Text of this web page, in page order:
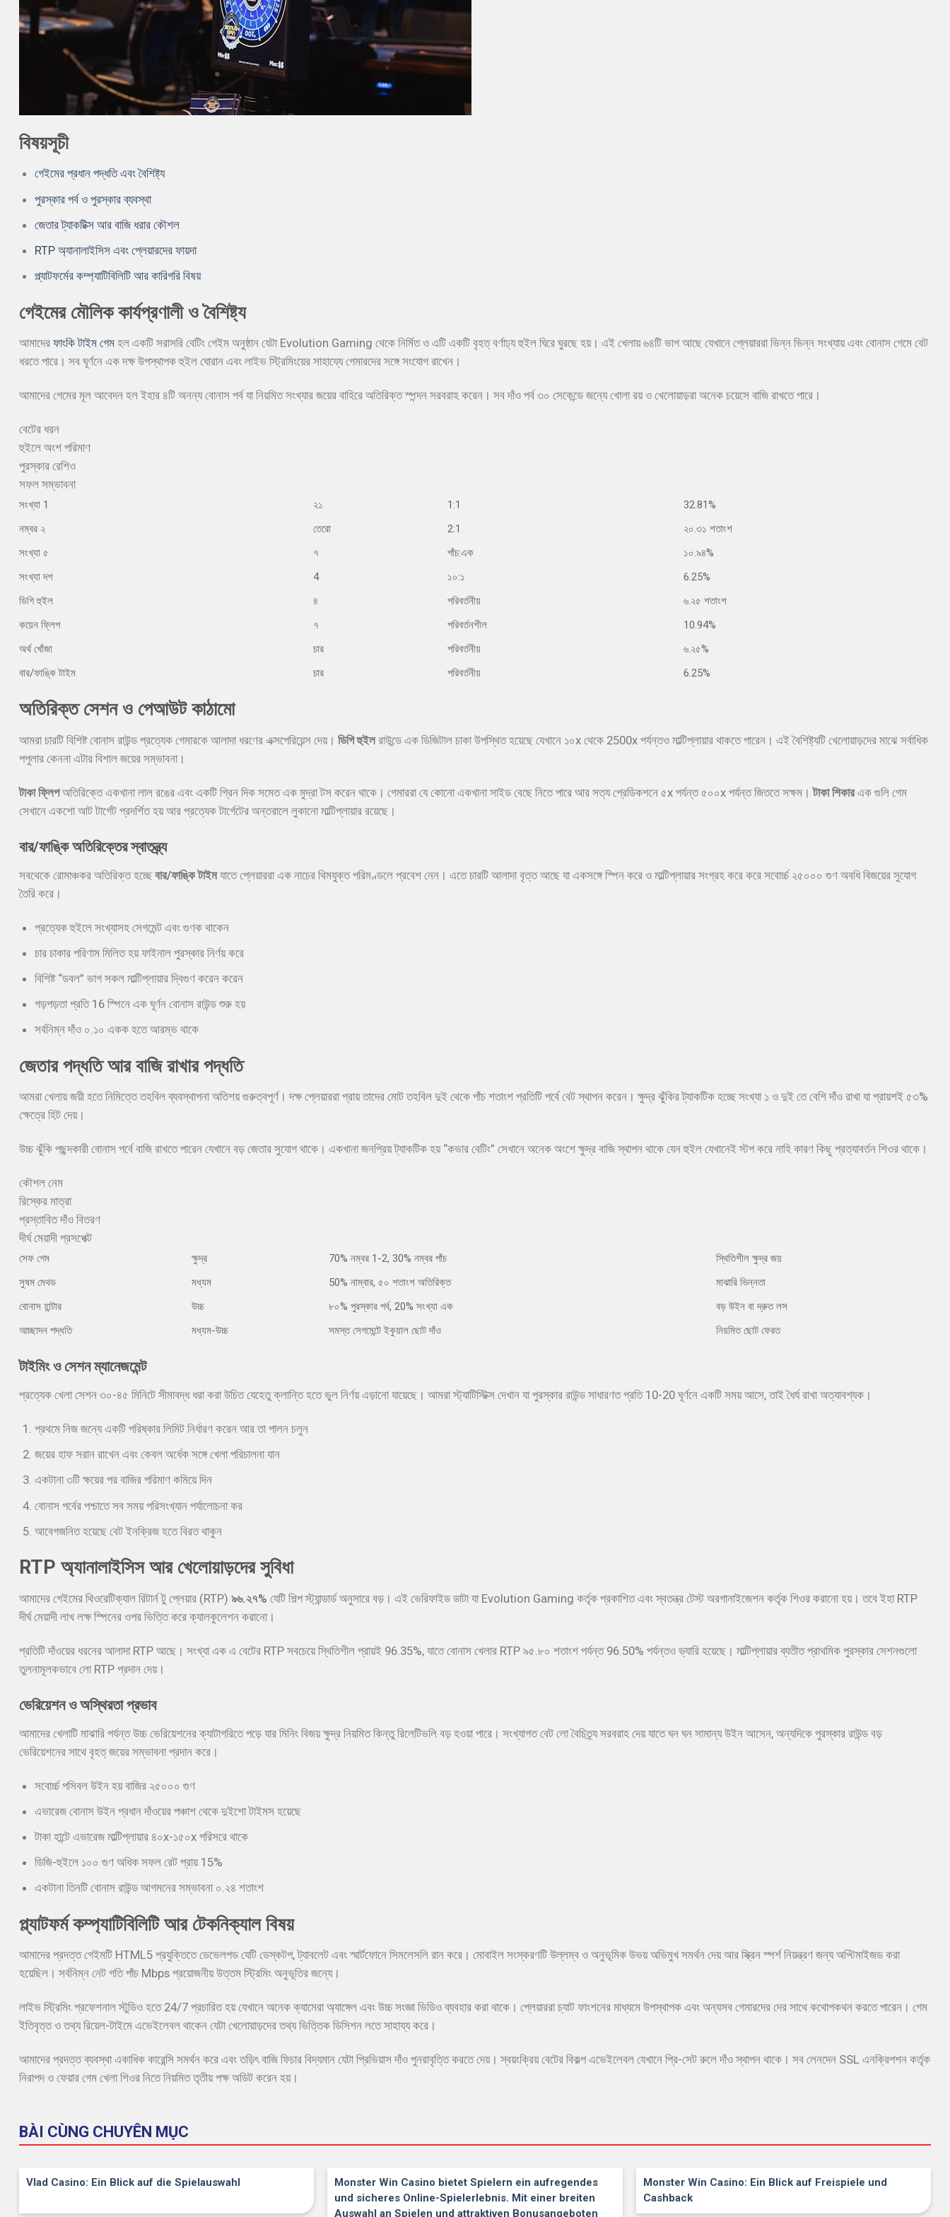
বিষয়সূচী
গেইমের প্রধান পদ্ধতি এবং বৈশিষ্ট্য
পুরস্কার পর্ব ও পুরস্কার ব্যবস্থা
জেতার ট্যাকটিক্স আর বাজি ধরার কৌশল
RTP অ্যানালাইসিস এবং প্লেয়ারদের ফায়দা
প্ল্যাটফর্মের কম্প্যাটিবিলিটি আর কারিগরি বিষয়
গেইমের মৌলিক কার্যপ্রণালী ও বৈশিষ্ট্য
আমাদের ফাংকি টাইম গেম হল একটি সরাসরি বেটিং গেইম অনুষ্ঠান যেটা Evolution Gaming থেকে নির্মিত ও এটি একটি বৃহত্ বর্ণাঢ্য হুইল ঘিরে ঘুরছে হয়। এই খেলায় ৬৪টি ভাগ আছে যেখানে প্লেয়াররা ভিন্ন ভিন্ন সংখ্যায় এবং বোনাস গেমে বেট
ধরতে পারে। সব ঘূর্ণনে এক দক্ষ উপস্থাপক হুইল ঘোরান এবং লাইভ স্ট্রিমিংয়ের সাহায্যে গেমারদের সঙ্গে সংযোগ রাখেন।
আমাদের গেমের মূল আবেদন হল ইহার ৪টি অনন্য বোনাস পর্ব যা নিয়মিত সংখ্যার জয়ের বাহিরে অতিরিক্ত স্পন্দন সরবরাহ করেন। সব দাঁও পর্ব ৩০ সেকেন্ডে জন্যে খোলা রয় ও খেলোয়াড়রা অনেক চয়েসে বাজি রাখতে পারে।
বেটের ধরন
হুইলে অংশ পরিমাণ
পুরস্কার রেশিও
সফল সম্ভাবনা
সংখ্যা 1 ২১ 1:1
32.81%
নম্বর ২
তেরো 2:1
২০.৩১ শতাংশ
সংখ্যা ৫
৭ পাঁচ:এক
১০.৯৪%
সংখ্যা দশ
4 ১০:১
6.25%
ডিগি হুইল
৪ পরিবর্তনীয়
৬.২৫ শতাংশ
কয়েন ফ্লিপ
৭ পরিবর্তনশীল
10.94%
অর্থ খোঁজা
চার পরিবর্তনীয়
৬.২৫%
বার/ফাঙ্কি টাইম
চার পরিবর্তনীয় 6.25%
অতিরিক্ত সেশন ও পেআউট কাঠামো
আমরা চারটি বিশিষ্ট বোনাস রাউন্ড প্রত্যেক গেমারকে আলাদা ধরণের এক্সপেরিয়েন্স দেয়। ডিগি হুইলরাউন্ডে এক ডিজিটাল চাকা উপস্থিত হয়েছে যেখানে ১০x থেকে 2500x পর্যন্তও মাল্টিপ্লায়ার থাকতে পারেন। এই বৈশিষ্ট্যটি খেলোয়াড়দের মাঝে সর্বাধিক
পপুলার কেননা এটার বিশাল জয়ের সম্ভাবনা।
টাকা ফ্লিপঅতিরিক্তে একখানা লাল রঙের এবং একটি গ্রিন দিক সমেত এক মুদ্রা টস করেন থাকে। গেমাররা যে কোনো একখানা সাইড বেছে নিতে পারে আর সত্য প্রেডিকশনে ৫x পর্যন্ত ৫০০x পর্যন্ত জিততে সক্ষম।টাকা শিকারএক গুলি গেম
সেখানে একশো আট টার্গেট প্রদর্শিত হয় আর প্রত্যেক টার্গেটের অন্তরালে লুকানো মাল্টিপ্লায়ার রয়েছে।
বার/ফাঙ্কি অতিরিক্তের স্বাতন্ত্র্য
সবথেকে রোমাঞ্চকর অতিরিক্ত হচ্ছেবার/ফাঙ্কি টাইমযাতে প্লেয়াররা এক নাচের থিমযুক্ত পরিমণ্ডলে প্রবেশ নেন। এতে চারটি আলাদা বৃত্ত আছে যা একসঙ্গে স্পিন করে ও মাল্টিপ্লায়ার সংগ্রহ করে করে সবোর্চ্চ ২৫০০০ গুণ অবধি বিজয়ের সুযোগ
তৈরি করে।
প্রত্যেক হুইলে সংখ্যাসহ সেগমেন্ট এবং গুণক থাকেন
চার চাকার পরিণাম মিলিত হয় ফাইনাল পুরস্কার নির্ণয় করে
বিশিষ্ট “ডবল” ভাগ সকল মাল্টিপ্লায়ার দ্বিগুণ করেন করেন
গড়পড়তা প্রতি 16 স্পিনে এক ঘূর্ণন বোনাস রাউন্ড শুরু হয়
সর্বনিম্ন দাঁও ০.১০ একক হতে আরম্ভ থাকে
জেতার পদ্ধতি আর বাজি রাখার পদ্ধতি
আমরা খেলায় জয়ী হতে নিমিত্তে তহবিল ব্যবস্থাপনা অতিশয় গুরুত্বপূর্ণ। দক্ষ প্লেয়াররা প্রায় তাদের মোট তহবিল দুই থেকে পাঁচ শতাংশ প্রতিটি পর্বে বেট স্থাপন করেন। ক্ষুদ্র ঝুঁকির ট্যাকটিক হচ্ছে সংখ্যা ১ ও দুই তে বেশি দাঁও রাখা যা প্রায়শই ৫৩%
ক্ষেত্রে হিট দেয়।
উচ্চ ঝুঁকি পছন্দকারী বোনাস পর্বে বাজি রাখতে পারেন যেখানে বড় জেতার সুযোগ থাকে। একখানা জনপ্রিয় ট্যাকটিক হয় “কভার বেটিং” সেখানে অনেক অংশে ক্ষুদ্র বাজি স্থাপন থাকে যেন হুইল যেখানেই স্টপ করে নাহি কারণ কিছু প্রত্যাবর্তন শিওর থাকে।
কৌশল নেম
রিস্কের মাত্রা
প্রস্তাবিত দাঁও বিতরণ
দীর্ঘ মেয়াদী প্রসপেক্ট
সেফ গেম ক্ষুদ্র 70% নম্বর 1-2, 30% নম্বর পাঁচ
স্থিতিশীল ক্ষুদ্র জয়
সুষম মেথড
মধ্যম 50% নাম্বার, ৫০ শতাংশ অতিরিক্ত
মাঝারি ভিন্নতা
বোনাস হান্টার
উচ্চ ৮০% পুরস্কার পর্ব, 20% সংখ্যা এক
বড় উইন বা দ্রুত লস
আচ্ছাদন পদ্ধতি
মধ্যম-উচ্চ সমস্ত সেগমেন্টে ইকুয়াল ছোট দাঁও নিয়মিত ছোট ফেরত
টাইমিং ও সেশন ম্যানেজমেন্ট
প্রত্যেক খেলা সেশন ৩০-৪৫ মিনিটে সীমাবদ্ধ ধরা করা উচিত যেহেতু ক্লান্তি হতে ভুল নির্ণয় এড়ানো যায়েছে। আমরা স্ট্যাটিস্টিক্স দেখান যা পুরস্কার রাউন্ড সাধারণত প্রতি 10-20 ঘূর্ণনে একটি সময় আসে, তাই ধৈর্য রাখা অত্যাবশ্যক।
প্রথমে নিজ জন্যে একটি পরিষ্কার লিমিট নির্ধারণ করেন আর তা পালন চলুন
জয়ের হাফ সরান রাখেন এবং কেবল অর্ধেক সঙ্গে খেলা পরিচালনা যান
একটানা ৩টি ক্ষয়ের পর বাজির পরিমাণ কমিয়ে দিন
বোনাস পর্বের পশ্চাতে সব সময় পরিসংখ্যান পর্যালোচনা কর
আবেগজনিত হয়েছে বেট ইনক্রিজ হতে বিরত থাকুন
RTP অ্যানালাইসিস আর খেলোয়াড়দের সুবিধা
আমাদের গেইমের থিওরেটিক্যাল রিটার্ন টু প্লেয়ার (RTP) ৯৬.২৭% যেটি শিল্প স্ট্যান্ডার্ড অনুসারে বড়। এই ভেরিফাইড ডাটা যা Evolution Gaming কর্তৃক প্রকাশিত এবং স্বতন্ত্র টেস্ট অরগানাইজেশন কর্তৃক শিওর করানো হয়। তবে ইহা RTP
দীর্ঘ মেয়াদী লাখ লক্ষ স্পিনের ওপর ভিত্তি করে ক্যালকুলেশন করানো।
প্রতিটি দাঁওয়ের ধরনের আলাদা RTP আছে। সংখ্যা এক এ বেটের RTP সবচেয়ে স্থিতিশীল প্রায়ই 96.35%, যাতে বোনাস খেলার RTP ৯৫.৮০ শতাংশ পর্যন্ত 96.50% পর্যন্তও ভ্যারি হয়েছে। মাল্টিপ্লায়ার ব্যতীত প্রাথমিক পুরস্কার সেশনগুলো
তুলনামূলকভাবে লো RTP প্রদান দেয়।
ভেরিয়েশন ও অস্থিরতা প্রভাব
আমাদের খেলাটি মাঝারি পর্যন্ত উচ্চ ভেরিয়েশনের ক্যাটাগরিতে পড়ে যার মিনিং বিজয় ক্ষুদ্র নিয়মিত কিন্তু রিলেটিভলি বড় হওয়া পারে। সংখ্যাগত বেট লো বৈচিত্র্য সরবরাহ দেয় যাতে ঘন ঘন সামান্য উইন আসেন, অন্যদিকে পুরস্কার রাউন্ড বড়
ভেরিয়েশনের সাথে বৃহত্ জয়ের সম্ভাবনা প্রদান করে।
সবোর্চ্চ পসিবল উইন হয় বাজির ২৫০০০ গুণ
এভারেজ বোনাস উইন প্রধান দাঁওয়ের পঞ্চাশ থেকে দুইশো টাইমস হয়েছে
টাকা হান্টে এভারেজ মাল্টিপ্লায়ার ৪০x-১৫০x পরিসরে থাকে
ডিজি-হুইলে ১০০ গুণ অধিক সফল রেট প্রায় 15%
একটানা তিনটি বোনাস রাউন্ড আগমনের সম্ভাবনা ০.২৪ শতাংশ
প্ল্যাটফর্ম কম্প্যাটিবিলিটি আর টেকনিক্যাল বিষয়
আমাদের প্রদত্ত গেইমটি HTML5 প্রযুক্তিতে ডেভেলপড যেটি ডেস্কটপ, ট্যাবলেট এবং স্মার্টফোনে সিমলেসলি রান করে। মোবাইল সংস্করণটি উল্লম্ব ও অনুভূমিক উভয় অভিমুখ সমর্থন দেয় আর স্ক্রিন স্পর্শ নিয়ন্ত্রণ জন্য অপ্টিমাইজড করা
হয়েছিল। সর্বনিম্ন নেট গতি পাঁচ Mbps প্রয়োজনীয় উত্তম স্ট্রিমিং অনুভূতির জন্যে।
লাইভ স্ট্রিমিং প্রফেশনাল স্টুডিও হতে 24/7 প্রচারিত হয় যেখানে অনেক ক্যামেরা অ্যাঙ্গেল এবং উচ্চ সংজ্ঞা ভিডিও ব্যবহার করা থাকে। প্লেয়াররা চ্যাট ফাংশনের মাধ্যমে উপস্থাপক এবং অন্যসব গেমারদের দের সাথে কথোপকথন করতে পারেন। গেম
ইতিবৃত্ত ও তথ্য রিয়েল-টাইমে এভেইলেবল থাকেন যেটা খেলোয়াড়দের তথ্য ভিত্তিক ডিসিশন লতে সাহায্য করে।
আমাদের প্রদত্ত ব্যবস্থা একাধিক কারেন্সি সমর্থন করে এবং তড়িৎ বাজি ফিচার বিদ্যমান যেটা প্রিভিয়াস দাঁও পুনরাবৃত্তি করতে দেয়। স্বয়ংক্রিয় বেটের বিকল্প এভেইলেবল যেখানে প্রি-সেট রুলে দাঁও স্থাপন থাকে। সব লেনদেন SSL এনক্রিপশন কর্তৃক
নিরাপদ ও ফেয়ার গেম খেলা শিওর নিতে নিয়মিত তৃতীয় পক্ষ অডিট করেন হয়।
BÀI CÙNG CHUYÊN MỤC
Vlad Casino: Ein Blick auf die Spielauswahl
Monster Win Casino bietet Spielern ein aufregendes
und sicheres Online-Spielerlebnis. Mit einer breiten
Auswahl an Spielen und attraktiven Bonusangeboten
Monster Win Casino: Ein Blick auf Freispiele und
Cashback